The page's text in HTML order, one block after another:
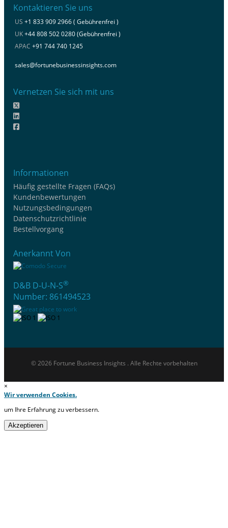
Kontaktieren Sie uns
US +1 833 909 2966 ( Gebührenfrei )
UK+44 808 502 0280 (Gebührenfrei )
APAC +91 744 740 1245
sales@fortunebusinessinsights.com
Vernetzen Sie sich mit uns
Informationen
Häufig gestellte Fragen (FAQs)
Kundenbewertungen
Nutzungsbedingungen
Datenschutzrichtlinie
Bestellvorgang
Anerkannt Von
D&B D-U-N-S®
Number: 861494523
© 2026 Fortune Business Insights . Alle Rechte vorbehalten
×
Wir verwenden Cookies.
um Ihre Erfahrung zu verbessern.
Akzeptieren